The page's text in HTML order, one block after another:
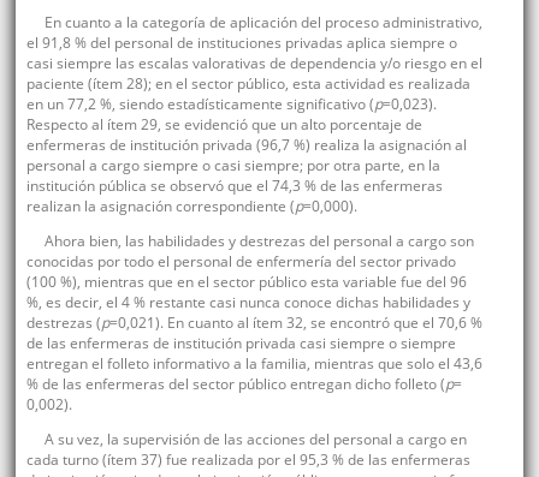
En cuanto a la categoría de aplicación del proceso administrativo,
el 91,8 % del personal de instituciones privadas aplica siempre o
casi siempre las escalas valorativas de dependencia y/o riesgo en el
paciente (ítem 28); en el sector público, esta actividad es realizada
en un 77,2 %, siendo estadísticamente significativo (p=0,023).
Respecto al ítem 29, se evidenció que un alto porcentaje de
enfermeras de institución privada (96,7 %) realiza la asignación al
personal a cargo siempre o casi siempre; por otra parte, en la
institución pública se observó que el 74,3 % de las enfermeras
realizan la asignación correspondiente (p=0,000).
Ahora bien, las habilidades y destrezas del personal a cargo son
conocidas por todo el personal de enfermería del sector privado
(100 %), mientras que en el sector público esta variable fue del 96
%, es decir, el 4 % restante casi nunca conoce dichas habilidades y
destrezas (p=0,021). En cuanto al ítem 32, se encontró que el 70,6 %
de las enfermeras de institución privada casi siempre o siempre
entregan el folleto informativo a la familia, mientras que solo el 43,6
% de las enfermeras del sector público entregan dicho folleto (p=
0,002).
A su vez, la supervisión de las acciones del personal a cargo en
cada turno (ítem 37) fue realizada por el 95,3 % de las enfermeras